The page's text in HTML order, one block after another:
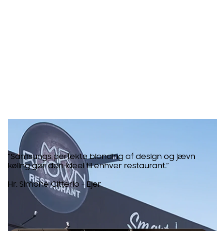
“Samsungs perfekte blanding af design og jævn
køling gør den ideel til enhver restaurant.”
Hr. Simone Citterio - Ejer